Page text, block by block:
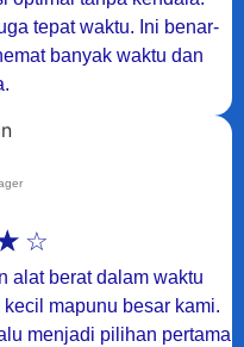
tepat waktu. Ini benar-
banyak waktu dan
☆
alat berat dalam waktu
mapunu besar kami.
menjadi pilihan pertama